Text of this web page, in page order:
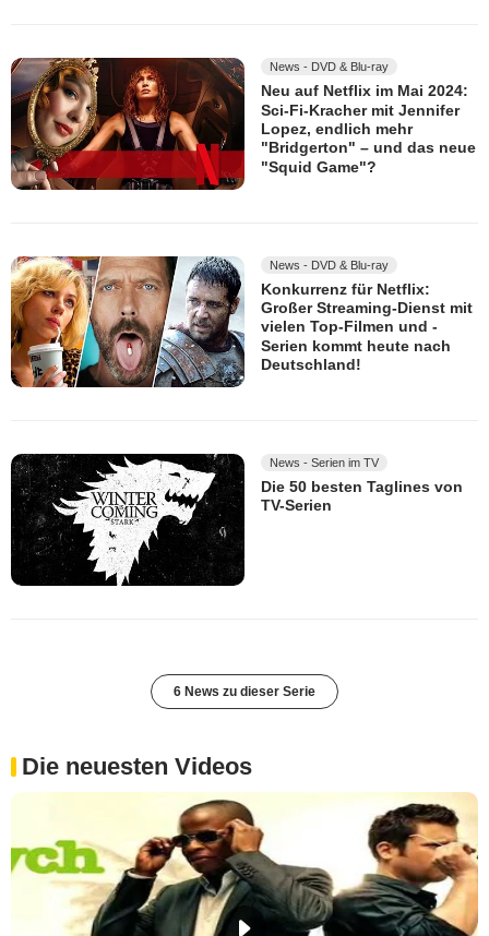
News - DVD & Blu-ray
Neu auf Netflix im Mai 2024:
Sci-Fi-Kracher mit Jennifer
Lopez, endlich mehr
"Bridgerton" – und das neue
"Squid Game"?
News - DVD & Blu-ray
Konkurrenz für Netflix:
Großer Streaming-Dienst mit
vielen Top-Filmen und -
Serien kommt heute nach
Deutschland!
News - Serien im TV
Die 50 besten Taglines von
TV-Serien
6 News zu dieser Serie
Die neuesten Videos